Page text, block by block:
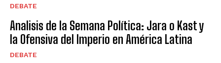
DEBATE
Analisis de la Semana Política: Jara o Kast y
la Ofensiva del Imperio en América Latina
DEBATE